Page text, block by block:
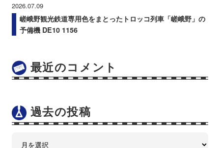
2026.07.09
嵯峨野観光鉄道専用色をまとったトロッコ列車「嵯峨野」の
予備機 DE10 1156
最近のコメント
過去の投稿